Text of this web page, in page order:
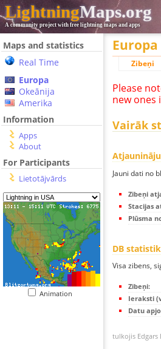
LightningMaps.org
A community project with free lightning maps and apps
Maps and statistics
Real Time
Europa
Okeānija
Amerika
Information
Apps
About
For Participants
Lietotājvārds
Animation
Europa
Zibeņi
Please
new ones
Vairāk
Jauni dati no
Zibeņi
Stacijas
Plūsma
DB
Visa zibens,
Zibeņi:
Ieraksti
Datu
tulkojis Edgars